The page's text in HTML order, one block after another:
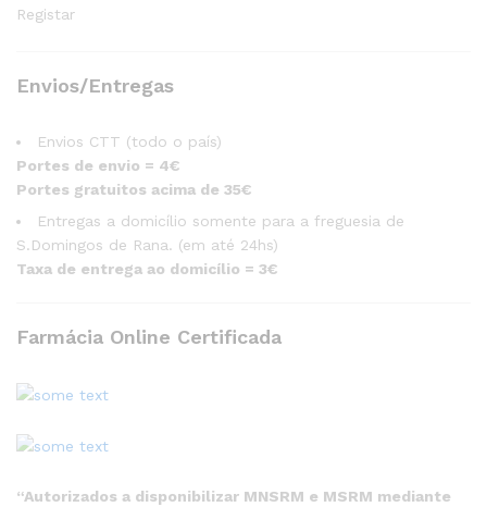
Registar
Envios/Entregas
Envios CTT (todo o país)
Portes de envio = 4€
Portes gratuitos acima de 35€
Entregas a domicílio somente para a freguesia de
S.Domingos de Rana. (em até 24hs)
Taxa de entrega ao domicílio = 3€
Farmácia Online Certificada
“Autorizados a disponibilizar MNSRM e MSRM mediante